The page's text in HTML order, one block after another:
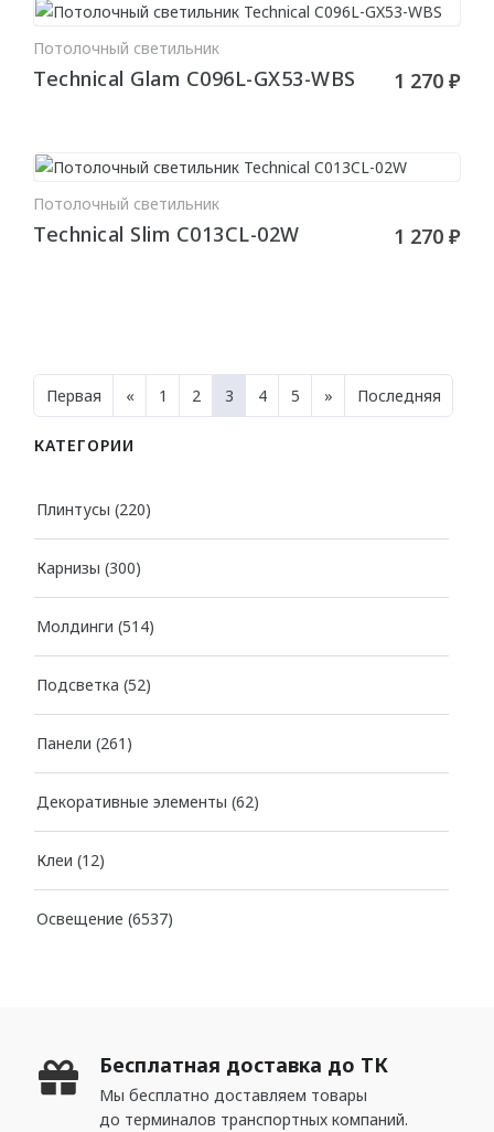
Потолочный светильник
Technical Glam C096L-GX53-WBS 1 270 ₽
Потолочный светильник
Technical Slim C013CL-02W 1 270 ₽
Первая « 1 2 3 4 5 » Последняя
КАТЕГОРИИ
Плинтусы (220)
Карнизы (300)
Молдинги (514)
Подсветка (52)
Панели (261)
Декоративные элементы (62)
Клеи (12)
Освещение (6537)
Бесплатная доставка до ТК
Мы бесплатно доставляем товары
до терминалов транспортных компаний.